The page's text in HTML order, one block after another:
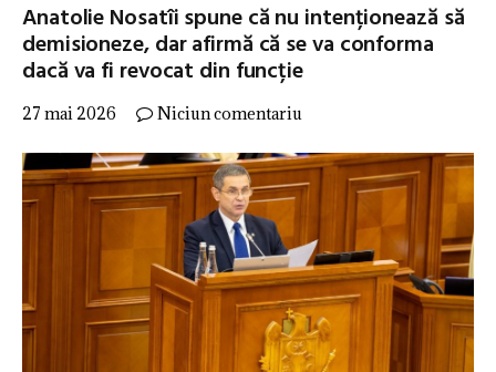
Anatolie Nosatîi spune că nu intenționează să
demisioneze, dar afirmă că se va conforma
dacă va fi revocat din funcție
27 mai 2026 Niciun comentariu